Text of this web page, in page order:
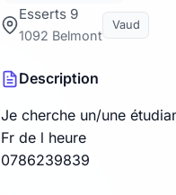
Esserts 9
1092 Belmont
Vaud
Description
Je cherche un/une
Fr de l heure
0786239839